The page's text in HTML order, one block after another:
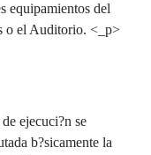
equipamientos del
o el Auditorio. <_p>
ejecuci?n se
b?sicamente la